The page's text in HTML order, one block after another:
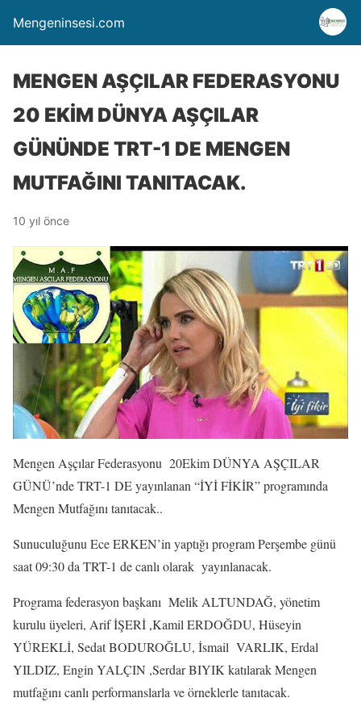
Mengeninsesi.com
MENGEN AŞÇILAR FEDERASYONU
20 EKİM DÜNYA AŞÇILAR
GÜNÜNDE TRT-1 DE MENGEN
MUTFAĞINI TANITACAK.
10 yıl önce
Mengen Aşçılar Federasyonu 20Ekim DÜNYA AŞÇILAR
GÜNÜ’nde TRT-1 DE yayınlanan “İYİ FİKİR” programında
Mengen Mutfağını tanıtacak..
Sunuculuğunu Ece ERKEN’in yaptığı program Perşembe günü
saat 09:30 da TRT-1 de canlı olarak yayınlanacak.
Programa federasyon başkanı Melik ALTUNDAĞ, yönetim
kurulu üyeleri, Arif İŞERİ ,Kamil ERDOĞDU, Hüseyin
YÜREKLİ, Sedat BODUROĞLU, İsmail VARLIK, Erdal
YILDIZ, Engin YALÇIN ,Serdar BIYIK katılarak Mengen
mutfağını canlı performanslarla ve örneklerle tanıtacak.